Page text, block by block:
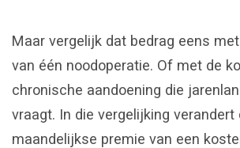
Maar vergelijk dat bedrag eens
van één noodoperatie. Of met de
chronische aandoening die
vraagt. In die vergelijking verandert
maandelijkse premie van een